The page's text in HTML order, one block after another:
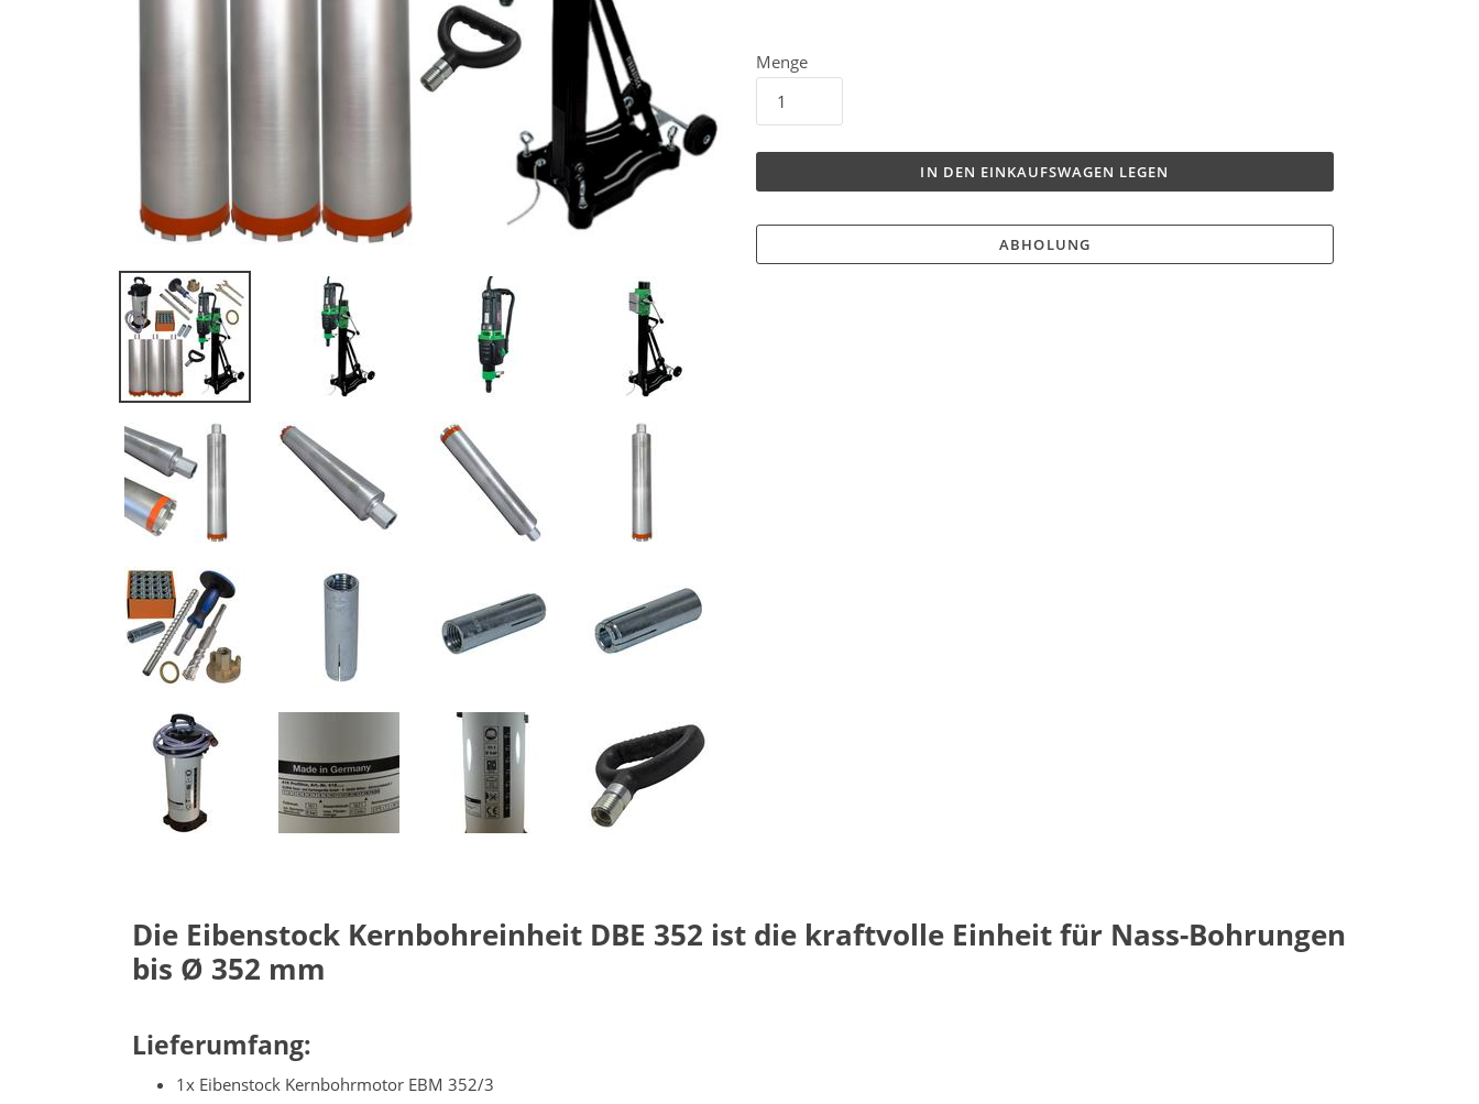
Menge
IN DEN EINKAUFSWAGEN LEGEN
ABHOLUNG
Die Eibenstock Kernbohreinheit DBE 352 ist die kraftvolle Einheit für Nass-Bohrungen
bis Ø 352 mm
Lieferumfang:
1x Eibenstock Kernbohrmotor EBM 352/3